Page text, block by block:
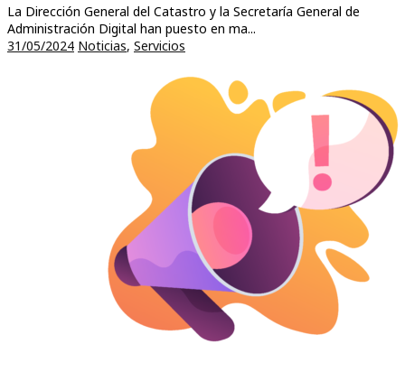
La Dirección General del Catastro y la Secretaría General de
Administración Digital han puesto en ma...
31/05/2024 Noticias, Servicios